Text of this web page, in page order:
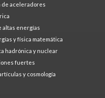
de aceleradores
altas energías
y física matemática
hadrónica y nuclear
fuertes
y cosmología